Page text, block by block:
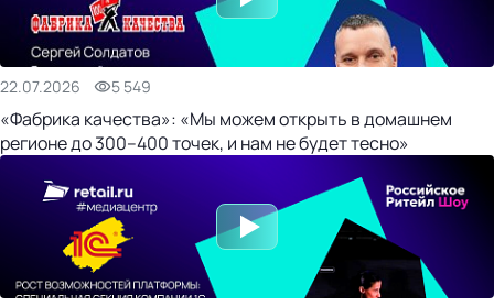
22.07.2026 5 549
«Фабрика качества»: «Мы можем открыть в домашнем
регионе до 300–400 точек, и нам не будет тесно»